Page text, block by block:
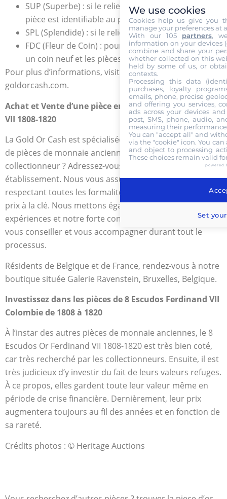
SUP (Superbe) : si le relief est visible à 90% et la
pièce est identifiable au premier coup d’œil.
SPL (Splendide) : si le relief est complet à 100 %.
FDC (Fleur de Coin) : pour les pièces frappées avec
un coin neuf et les pièces de collection.
Pour plus d’informations, visitez notre site
goldorcash.com.
Achat et Vente d’une pièce en Or 8 Escudos Ferdinand
VII 1808-1820
La Gold Or Cash est spécialisée dans la vente et le rachat
de pièces de monnaie ancienne. Êtes-vous un
collectionneur ? Adressez-vous directement à notre
établissement. Nous vous assurons des transactions
respectant toutes les formalités requises avec un bon
prix à la clé. Nous mettons également à disposition nos
expériences et notre forte connaissance du milieu pour
vous conseiller et vous accompagner durant tout le
processus.
Résidents de Belgique et de France, rendez-vous à notre
boutique située Galerie Ravenstein, Bruxelles, Belgique.
Investissez dans les pièces de 8 Escudos Ferdinand VII
Colombie de 1808 à 1820
À l’instar des autres pièces de monnaie anciennes, le 8
Escudos Or Ferdinand VII 1808-1820 est très bien coté,
car très recherché par les collectionneurs. Ensuite, il est
très judicieux d’y investir du fait de leurs valeurs refuges.
À ce propos, elles gardent toute leur valeur même en
période de crise financière. Dernièrement, leur prix
augmentera toujours au fil des années et en fonction de
sa rareté.
Crédits photos : © Heritage Auctions
We use cookies
Cookies help us give you
manage your preferences at
With our 105 partners,
information on your devices
combine and share your
whether collected on this
held by some of us, or
contexts.
Processing this data
purchases, loyalty
emails, phone, precise
and offering you services,
ads across your devices
post, SMS, phone, audio,
measuring their
You can "accept all" and
via the "cookie" icon. You
and object to processing
These choices remain valid
powered
Set